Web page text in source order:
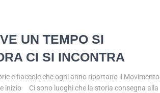
UN TEMPO SI
CI SI INCONTRA
e fiaccole che ogni anno riportano il Movimento
inizio Ci sono luoghi che la storia consegna alla